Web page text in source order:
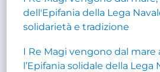
dell'Epifania della Lega
solidarietà e tradizione
I Re Magi vengono dal mare
l’Epifania solidale della Lega